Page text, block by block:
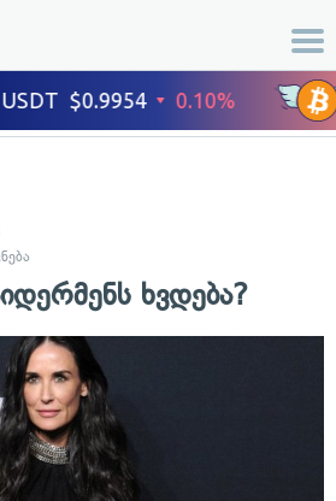
ხვდება?